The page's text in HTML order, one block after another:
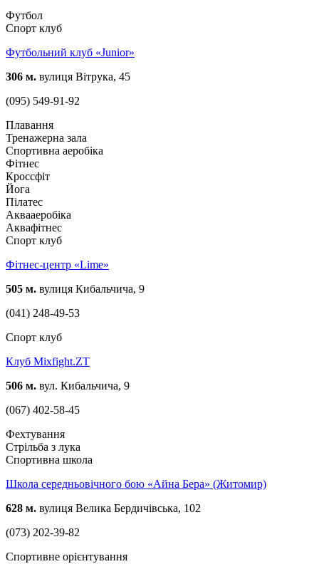
Футбол
Спорт клуб
Футбольний клуб «Junior»
306 м. вулиця Вітрука, 45
(095) 549-91-92
Плавання
Тренажерна зала
Спортивна аеробіка
Фітнес
Кроссфіт
Йога
Пілатес
Аквааеробіка
Аквафітнес
Спорт клуб
Фітнес-центр «Lime»
505 м. вулиця Кибальчича, 9
(041) 248-49-53
Спорт клуб
Клуб Mixfight.ZT
506 м. вул. Кибальчича, 9
(067) 402-58-45
Фехтування
Стрільба з лука
Спортивна школа
Школа середньовічного бою «Айна Бера» (Житомир)
628 м. вулиця Велика Бердичівська, 102
(073) 202-39-82
Спортивне орієнтування